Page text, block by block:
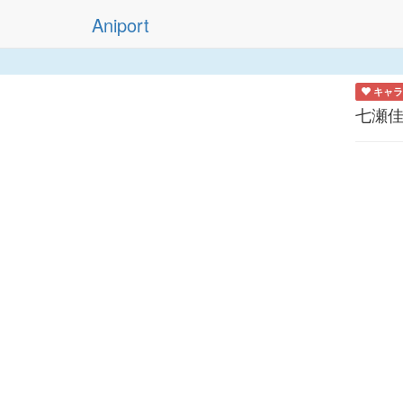
Aniport
キャ
七瀬